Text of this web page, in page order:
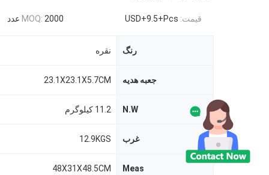
قیمت: USD+9.5+Pcs
MOQ: 2000 عدد
رنگ نقره
جعبه هدیه 23.1X23.1X5.7CM
N.W 11.2 کیلوگرم
غرب 12.9KGS
Meas
48X31X48.5CM